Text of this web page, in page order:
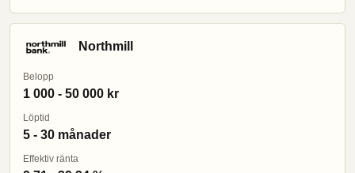
Northmill
Belopp
1 000 - 50 000 kr
Löptid
5 - 30 månader
Effektiv ränta